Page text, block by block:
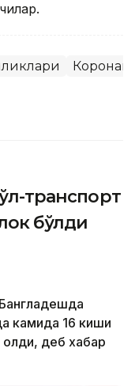
транспорт
бўлди
камида 16 киши
деб хабар